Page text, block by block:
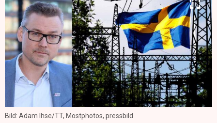
Bild: Adam Ihse/TT, Mostphotos, pressbild